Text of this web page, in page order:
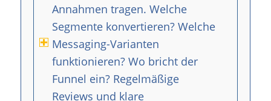
Annahmen tragen. Welche
Segmente konvertieren? Welche
Messaging-Varianten
funktionieren? Wo bricht der
Funnel ein? Regelmäßige
Reviews und klare